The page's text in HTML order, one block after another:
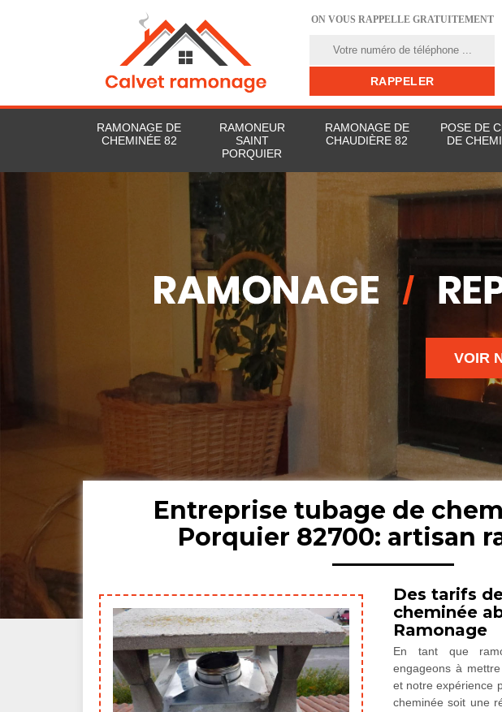
ON VOUS RAPPELLE GRATUITEMENT
RAMONAGE DE
CHEMINÉE 82
RAMONEUR
SAINT
PORQUIER
RAMONAGE DE
CHAUDIÈRE 82
POSE DE
DE
VOIR
Entreprise tubage de
Porquier 82700: artisan
Des tarifs
cheminée
Ramonage
En tant que
engageons à
et notre expérience
cheminée soit une